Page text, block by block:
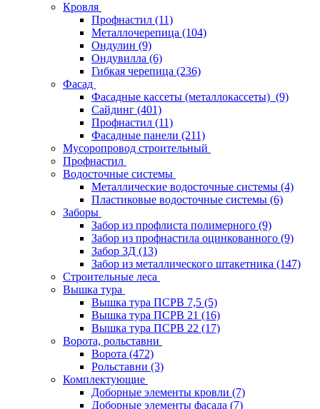
Кровля
Профнастил (11)
Металлочерепица (104)
Ондулин (9)
Ондувилла (6)
Гибкая черепица (236)
Фасад
Фасадные кассеты (металлокассеты) (9)
Сайдинг (401)
Профнастил (11)
Фасадные панели (211)
Мусоропровод строительный
Профнастил
Водосточные системы
Металлические водосточные системы (4)
Пластиковые водосточные системы (6)
Заборы
Забор из профлиста полимерного (9)
Забор из профнастила оцинкованного (9)
Забор 3Д (13)
Забор из металлического штакетника (147)
Строительные леса
Вышка тура
Вышка тура ПСРВ 7,5 (5)
Вышка тура ПСРВ 21 (16)
Вышка тура ПСРВ 22 (17)
Ворота, рольставни
Ворота (472)
Рольставни (3)
Комплектующие
Доборные элементы кровли (7)
Доборные элементы фасада (7)